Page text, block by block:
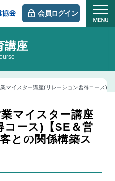
会員ログイン
講座
マイスター講座(リレーション習得コース)
マイスター講座
コース)【SE＆営
との関係構築ス